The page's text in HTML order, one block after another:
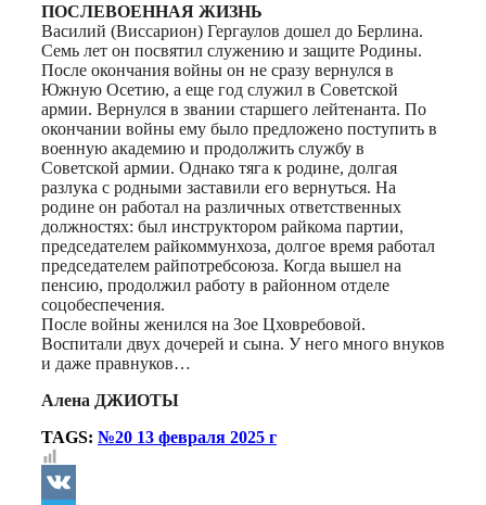
ПОСЛЕВОЕННАЯ ЖИЗНЬ
Василий (Виссарион) Гергаулов дошел до Берлина.
Семь лет он посвятил служению и защите Родины.
После окончания войны он не сразу вернулся в
Южную Осетию, а еще год служил в Советской
армии. Вернулся в звании старшего лейтенанта. По
окончании войны ему было предложено поступить в
военную академию и продолжить службу в
Советской армии. Однако тяга к родине, долгая
разлука с родными заставили его вернуться. На
родине он работал на различных ответственных
должностях: был инструктором райкома партии,
председателем райкоммунхоза, долгое время работал
председателем райпотребсоюза. Когда вышел на
пенсию, продолжил работу в районном отделе
соцобеспечения.
После войны женился на Зое Цховребовой.
Воспитали двух дочерей и сына. У него много внуков
и даже правнуков…
Алена ДЖИОТЫ
TAGS: №20 13 февраля 2025 г